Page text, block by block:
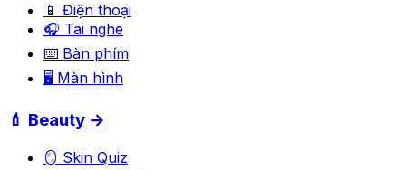
📱 Điện thoại
🎧 Tai nghe
⌨️ Bàn phím
🖥️ Màn hình
💄 Beauty →
🪞 Skin Quiz